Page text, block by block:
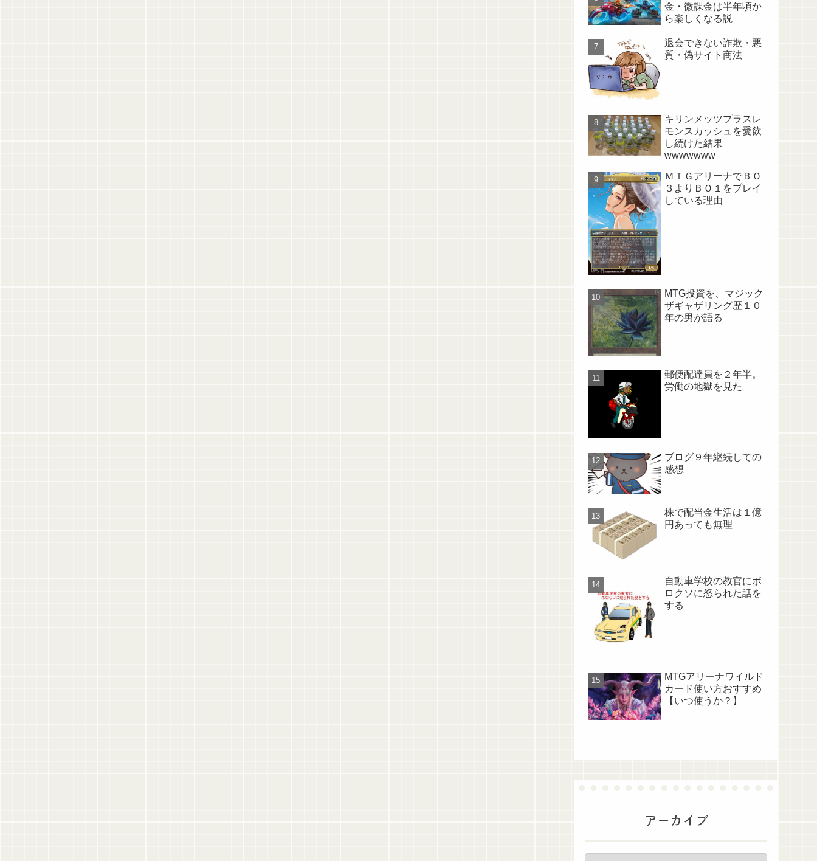
金・微課金は半年頃か
ら楽しくなる説
退会できない詐欺・悪
質・偽サイト商法
キリンメッツプラスレ
モンスカッシュを愛飲
し続けた結果
wwwwwww
ＭＴＧアリーナでＢＯ
３よりＢＯ１をプレイ
している理由
MTG投資を、マジック
ザギャザリング歴１０
年の男が語る
郵便配達員を２年半。
労働の地獄を見た
ブログ９年継続しての
感想
株で配当金生活は１億
円あっても無理
自動車学校の教官にボ
ロクソに怒られた話を
する
MTGアリーナワイルド
カード使い方おすすめ
【いつ使うか？】
アーカイブ